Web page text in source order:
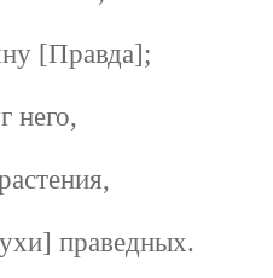
[Правда];
него,
праведных.